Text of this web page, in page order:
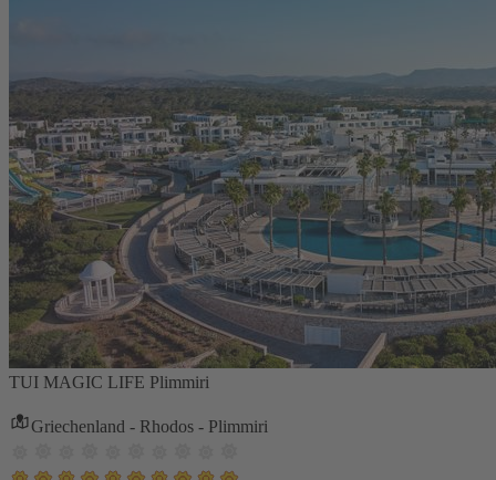
TUI MAGIC LIFE Plimmiri
Griechenland - Rhodos - Plimmiri